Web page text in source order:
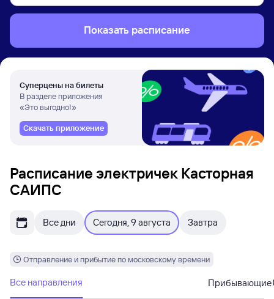
Показать расписание
Суперцены на билеты
В разделе приложения
«Это выгодно!»
Скачать приложение
Расписание электричек Касторная
САИПС
Все дни Сегодня, 9 августа Завтра
Отправление и прибытие по московскому времени
Все направления Прибывающие